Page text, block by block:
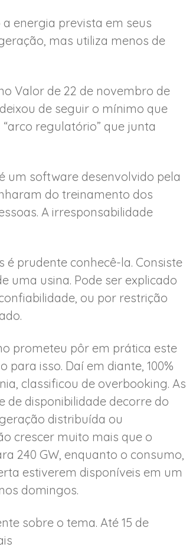
energia prevista em seus
mas utiliza menos de
Valor de 22 de novembro de
de seguir o mínimo que
regulatório” que junta
um software desenvolvido pela
do treinamento dos
A irresponsabilidade
prudente conhecê-la. Consiste
uma usina. Pode ser explicado
ou por restrição
prometeu pôr em prática este
isso. Daí em diante, 100%
classificou de overbooking. As
de disponibilidade decorre do
distribuída ou
crescer muito mais que o
240 GW, enquanto o consumo,
estiverem disponíveis em um
domingos.
sobre o tema. Até 15 de